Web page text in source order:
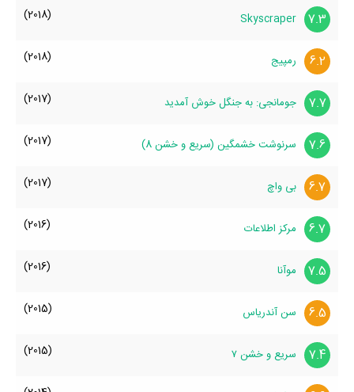
7.3
Skyscraper
(2018)
6.2 رمپیج (2018)
7.7 جومانجی: به جنگل خوش آمدید (2017)
7.6 سرنوشت خشمگین (سریع و خشن 8) (2017)
6.7 بی واچ (2017)
6.7 مرکز اطلاعات (2016)
7.5 موآنا (2016)
6.5 سن آندریاس (2015)
7.4 سریع و خشن ۷ (2015)